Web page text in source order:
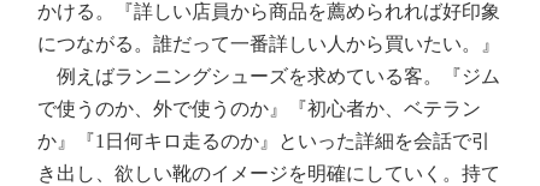
かける。『詳しい店員から商品を薦められれば好印象
につながる。誰だって一番詳しい人から買いたい。』
例えばランニングシューズを求めている客。『ジム
で使うのか、外で使うのか』『初心者か、ベテラン
か』『1日何キロ走るのか』といった詳細を会話で引
き出し、欲しい靴のイメージを明確にしていく。持て